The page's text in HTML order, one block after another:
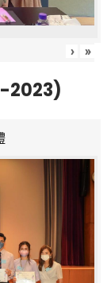
› »
2023)